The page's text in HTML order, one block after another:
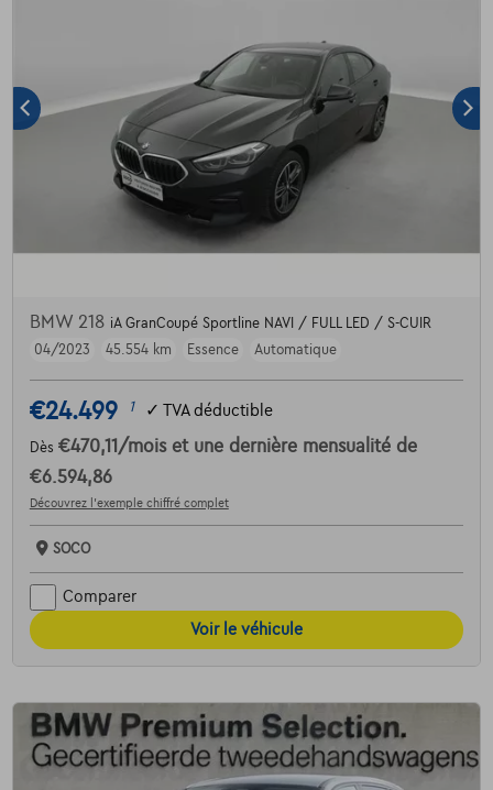
BMW 218 iA GranCoupé Sportline NAVI / FULL LED / S-CUIR
04/2023
45.554 km Essence Automatique
€24.499 1 ✓ TVA déductible
Dès €470,11 /mois et une dernière mensualité de
€6.594,86
Découvrez l’exemple chiffré complet
SOCO
Comparer
Voir le véhicule